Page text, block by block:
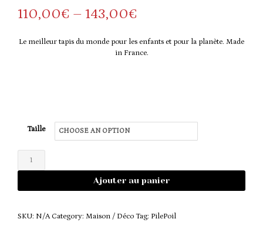
110,00€ – 143,00€
range:
110,00€
Le meilleur tapis du monde pour les enfants et pour la planète. Made
in France.
Taille
Tapis
étoile
Rose
Ajouter au panier
SKU: N/A Category: Maison / Déco Tag: PilePoil